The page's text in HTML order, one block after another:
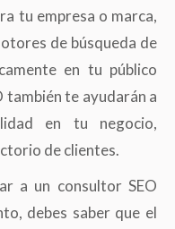
tu empresa o marca,
de búsqueda de
en tu público
también te ayudarán a
en tu negocio,
de clientes.
a un consultor SEO
debes saber que el